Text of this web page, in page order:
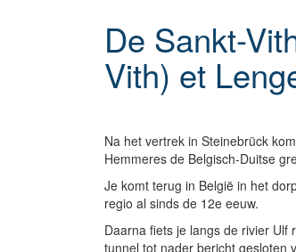
De Sankt-
Vith) et
Na het vertrek in Steinebrück
Hemmeres de Belgisch-Duitse
Je komt terug in België in het
regio al sinds de 12e eeuw.
Daarna fiets je langs de rivier
tunnel tot nader bericht gesloten